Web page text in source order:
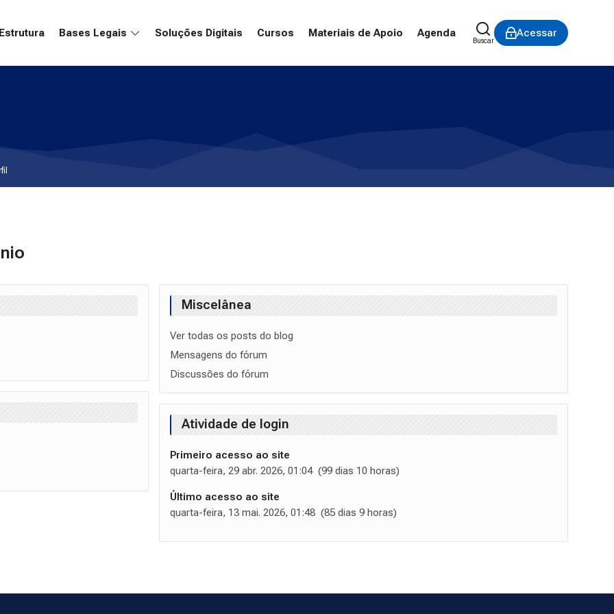
Estrutura Bases Legais Soluções Digitais Cursos Materiais de Apoio Agenda
Buscar
Acessar
Miscelânea
Ver todas os posts do blog
Mensagens do fórum
Discussões do fórum
Atividade de login
Primeiro acesso ao site
quarta-feira, 29 abr. 2026, 01:04 (99 dias 10 horas)
Último acesso ao site
quarta-feira, 13 mai. 2026, 01:48 (85 dias 9 horas)